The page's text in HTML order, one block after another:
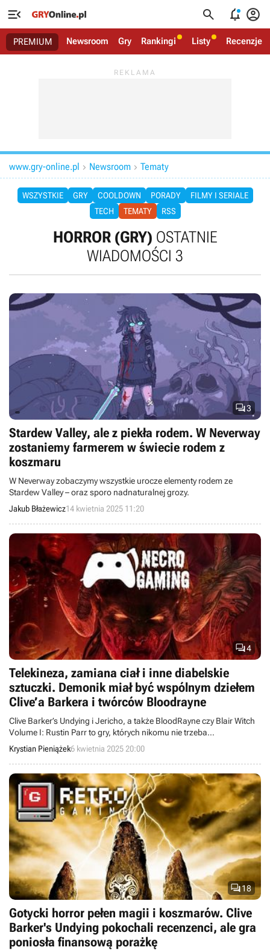
   
PREMIUM Newsroom Gry Rankingi Listy Recenzje
www.gry-online.pl  Newsroom  Tematy
WSZYSTKIE GRY COOLDOWN PORADY
FILMY I SERIALE
TECH
TEMATY RSS
HORROR (GRY) OSTATNIE
WIADOMOŚCI 3
3
Stardew Valley, ale z piekła rodem. W Neverway
zostaniemy farmerem w świecie rodem z
koszmaru
W Neverway zobaczymy wszystkie urocze elementy rodem ze
Stardew Valley – oraz sporo nadnaturalnej grozy.
Jakub Błażewicz14 kwietnia 2025 11:20
4
Telekineza, zamiana ciał i inne diabelskie
sztuczki. Demonik miał być wspólnym dziełem
Clive’a Barkera i twórców Bloodrayne
Clive Barker’s Undying i Jericho, a także BloodRayne czy Blair Witch
Volume I: Rustin Parr to gry, których nikomu nie trzeba
przedstawiać. Do tego zacnego grona miało dołączyć wspólne
dzieło autorów tych projektów, czyli Demonik pozwalający wcielić się
w wysłannika piekieł.
Krystian Pieniążek6 kwietnia 2025 20:00
18
Gotycki horror pełen magii i koszmarów. Clive
Barker's Undying pokochali recenzenci, ale gra
poniosła finansową porażkę